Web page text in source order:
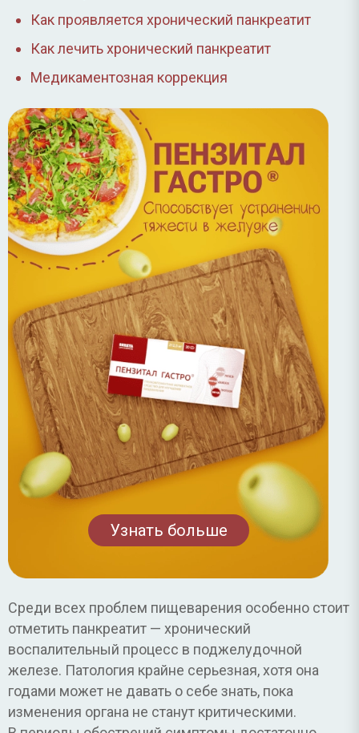
Как проявляется хронический панкреатит
Как лечить хронический панкреатит
Медикаментозная коррекция
Узнать больше
Среди всех проблем пищеварения особенно стоит
отметить панкреатит — хронический
воспалительный процесс в поджелудочной
железе. Патология крайне серьезная, хотя она
годами может не давать о себе знать, пока
изменения органа не станут критическими.